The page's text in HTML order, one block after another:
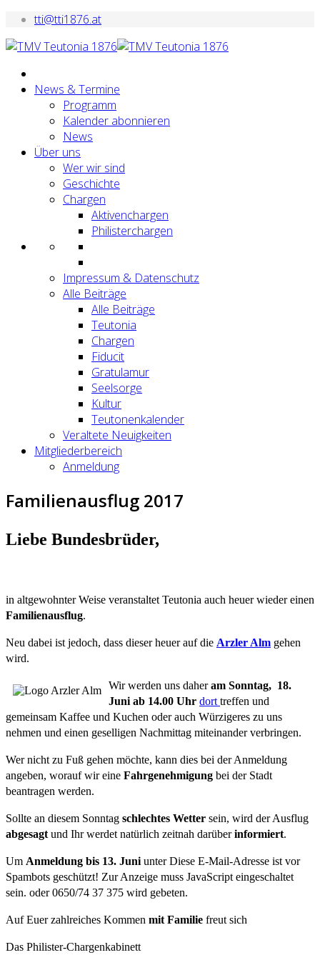
tti@tti1876.at
News & Termine
Programm
Kalender abonnieren
News
Über uns
Wer wir sind
Geschichte
Chargen
Aktivenchargen
Philisterchargen
Impressum & Datenschutz
Alle Beiträge
Alle Beiträge
Teutonia
Chargen
Fiducit
Gratulamur
Seelsorge
Kultur
Teutonenkalender
Veraltete Neuigkeiten
Mitgliederbereich
Anmeldung
Familienausflug 2017
Liebe Bundesbrüder,
in altgewohnter Weise veranstaltet Teutonia auch heuer wieder einen
Familienausflug.
Neu dabei ist jedoch, dass dieser heuer auf die Arzler Alm gehen
wird.
Wir werden uns daheram Sonntag, 18.
Juni ab 14.00 Uhr dort treffen und
gemeinsam Kaffee und Kuchen oder auch Würzigeres zu uns
nehmen und einen geselligen Nachmittag miteinander verbringen.
Wer nicht zu Fuß gehen möchte, kann dies bei der Anmeldung
angeben, worauf wir eine Fahrgenehmigung bei der Stadt
beantragen werden.
Sollte an diesem Sonntag schlechtes Wetter sein, wird der Ausflug
abgesagt und Ihr werdet natürlich zeitnah darüberinformiert.
Um Anmeldung bis 13. Juni unterDiese E-Mail-Adresse ist vor
Spambots geschützt! Zur Anzeige muss JavaScript eingeschaltet
sein. oder 0650/74 37 375 wird gebeten.
Auf Euer zahlreiches Kommen mit Familie freut sich
Das Philister-Chargenkabinett